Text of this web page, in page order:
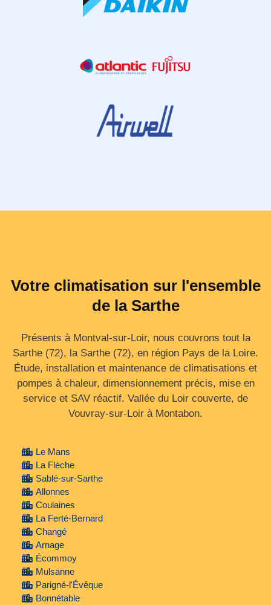
Votre climatisation sur l'ensemble
de la Sarthe
Présents à Montval-sur-Loir, nous couvrons tout la
Sarthe (72), la Sarthe (72), en région Pays de la Loire.
Étude, installation et maintenance de climatisations et
pompes à chaleur, dimensionnement précis, mise en
service et SAV réactif. Vallée du Loir couverte, de
Vouvray‑sur‑Loir à Montabon.
Le Mans
La Flèche
Sablé-sur-Sarthe
Allonnes
Coulaines
La Ferté-Bernard
Changé
Arnage
Écommoy
Mulsanne
Parigné-l'Évêque
Bonnétable